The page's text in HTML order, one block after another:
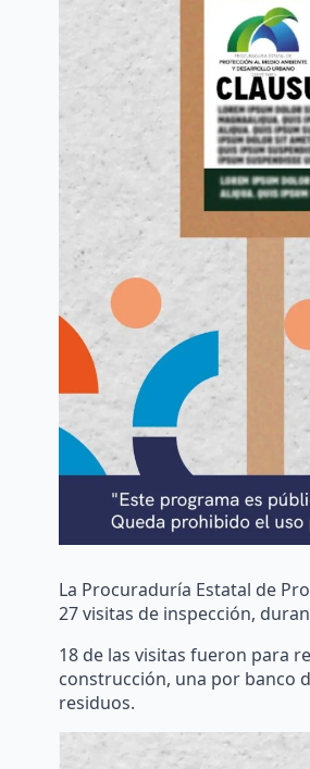
La Procuraduría Estatal de
27 visitas de inspección,
18 de las visitas fueron para
construcción, una por banco
residuos.